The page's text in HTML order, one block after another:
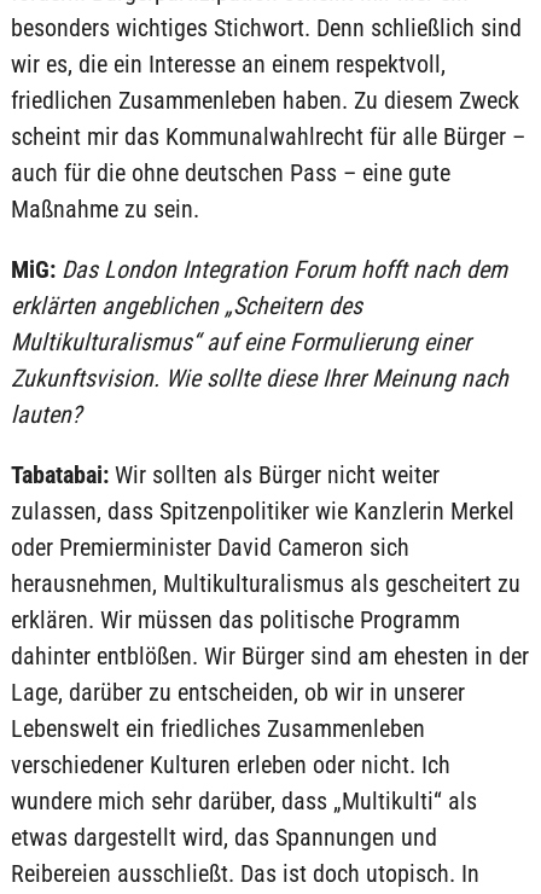
besonders wichtiges Stichwort. Denn schließlich sind
wir es, die ein Interesse an einem respektvoll,
friedlichen Zusammenleben haben. Zu diesem Zweck
scheint mir das Kommunalwahlrecht für alle Bürger –
auch für die ohne deutschen Pass – eine gute
Maßnahme zu sein.
MiG: Das London Integration Forum hofft nach dem
erklärten angeblichen „Scheitern des
Multikulturalismus“ auf eine Formulierung einer
Zukunftsvision. Wie sollte diese Ihrer Meinung nach
lauten?
Tabatabai:Wir sollten als Bürger nicht weiter
zulassen, dass Spitzenpolitiker wie Kanzlerin Merkel
oder Premierminister David Cameron sich
herausnehmen, Multikulturalismus als gescheitert zu
erklären. Wir müssen das politische Programm
dahinter entblößen. Wir Bürger sind am ehesten in der
Lage, darüber zu entscheiden, ob wir in unserer
Lebenswelt ein friedliches Zusammenleben
verschiedener Kulturen erleben oder nicht. Ich
wundere mich sehr darüber, dass „Multikulti“ als
etwas dargestellt wird, das Spannungen und
Reibereien ausschließt. Das ist doch utopisch. In